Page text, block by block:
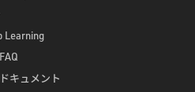
Learning
キュメント